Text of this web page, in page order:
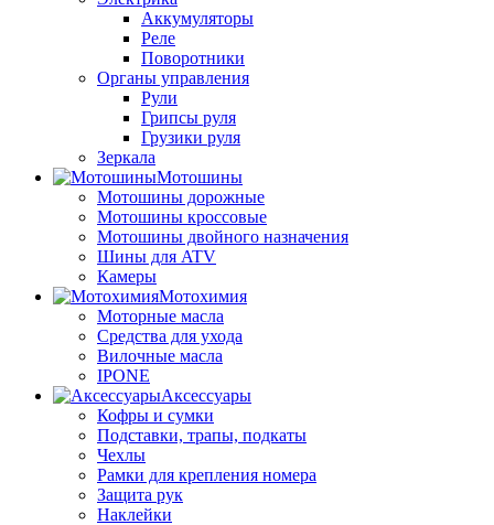
Аккумуляторы
Реле
Поворотники
Органы управления
Рули
Грипсы руля
Грузики руля
Зеркала
Мотошины
Мотошины дорожные
Мотошины кроссовые
Мотошины двойного назначения
Шины для ATV
Камеры
Мотохимия
Моторные масла
Средства для ухода
Вилочные масла
IPONE
Аксессуары
Кофры и сумки
Подставки, трапы, подкаты
Чехлы
Рамки для крепления номера
Защита рук
Наклейки